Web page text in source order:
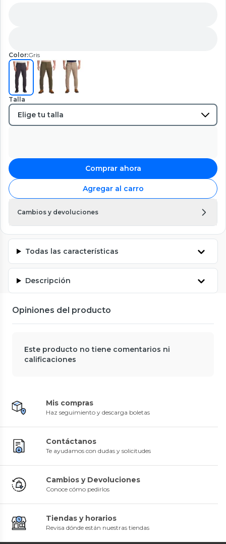
Color:Gris
Talla
Comprar ahora
Agregar al carro
Cambios y devoluciones
Todas las características
Descripción
Opiniones del producto
Este producto no tiene comentarios ni
calificaciones
Mis compras
Haz seguimiento y descarga boletas
Contáctanos
Te ayudamos con dudas y solicitudes
Cambios y Devoluciones
Conoce cómo pedirlos
Tiendas y horarios
Revisa dónde están nuestras tiendas